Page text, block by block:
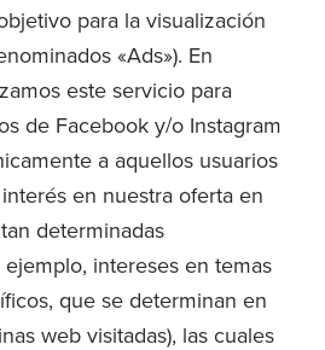
para la visualización
«Ads»). En
este servicio para
de Facebook y/o Instagram
a aquellos usuarios
en nuestra oferta en
determinadas
intereses en temas
que se determinan en
web visitadas), las cuales